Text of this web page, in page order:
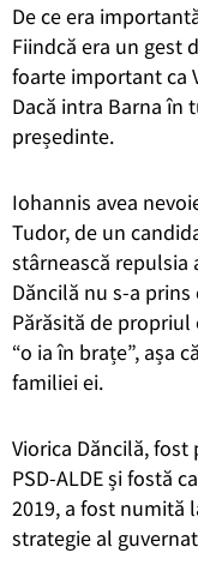
De ce era
Fiindcă era un gest
foarte important ca
Dacă intra Barna în
președinte.
Iohannis avea
Tudor, de un
stârnească repulsia
Dăncilă nu s-a prins
Părăsită de propriul
“o ia în brațe”, așa
familiei ei.
Viorica Dăncilă,
PSD-ALDE și fostă
2019, a fost numită
strategie al